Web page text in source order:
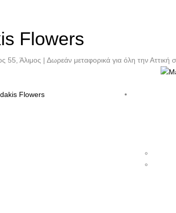
Flowers
55, Άλιμος | Δωρεάν μεταφορικά για όλη την